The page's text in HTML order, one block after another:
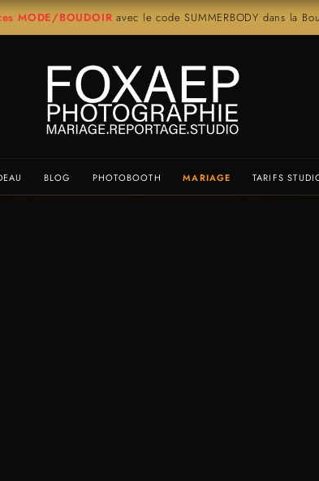
MODE/BOUDOIR avec le code SUMMERBODY dans la
BLOG PHOTOBOOTH MARIAGE TARIFS